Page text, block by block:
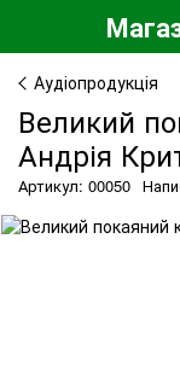
Аудіопродукція
Великий
Андрія
Артикул: 00050